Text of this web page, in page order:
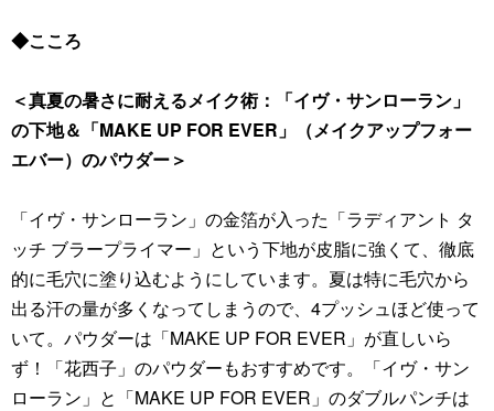
◆こころ
＜真夏の暑さに耐えるメイク術：「イヴ・サンローラン」
の下地＆「MAKE UP FOR EVER」（メイクアップフォー
エバー）のパウダー＞
「イヴ・サンローラン」の金箔が入った「ラディアント タ
ッチ ブラープライマー」という下地が皮脂に強くて、徹底
的に毛穴に塗り込むようにしています。夏は特に毛穴から
出る汗の量が多くなってしまうので、4プッシュほど使って
いて。パウダーは「MAKE UP FOR EVER」が直しいら
ず！「花西子」のパウダーもおすすめです。「イヴ・サン
ローラン」と「MAKE UP FOR EVER」のダブルパンチは